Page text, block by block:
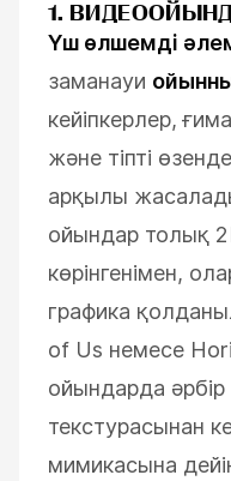
1.
Үш өлшемді
заманауи
кейіпкерлер,
және тіпті
арқылы
ойындар толық
көрінгенімен,
графика
of Us немесе
ойындарда
текстурасынан
мимикасына